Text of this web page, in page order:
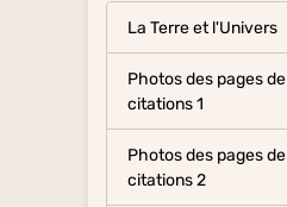
La Terre et l'Univers
Photos des pages de
citations 1
Photos des pages de
citations 2